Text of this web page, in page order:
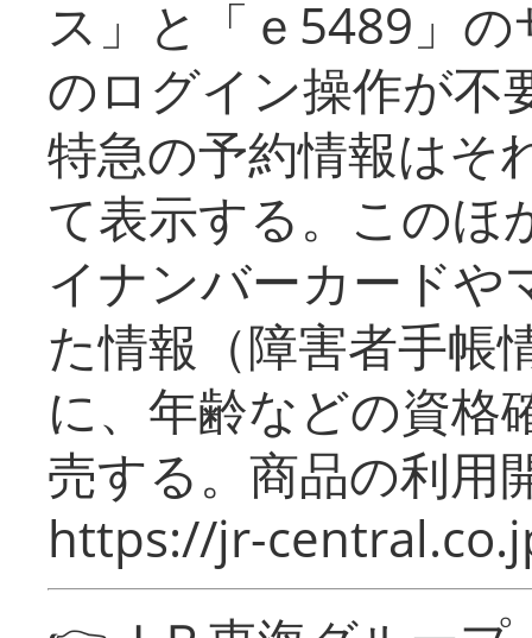
ス」と「ｅ5489」
のログイン操作が不
特急の予約情報はそ
て表示する。このほ
イナンバーカードや
た情報（障害者手帳
に、年齢などの資格
売する。商品の利用
https://jr-